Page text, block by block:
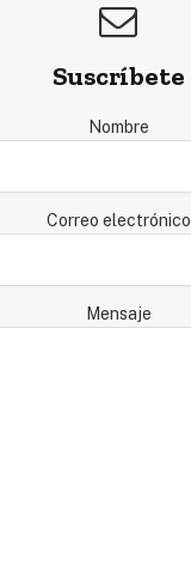
Suscríbete
Nombre
Correo electrónico
Mensaje